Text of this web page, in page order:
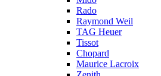
Rado
Raymond Weil
TAG Heuer
Tissot
Chopard
Maurice Lacroix